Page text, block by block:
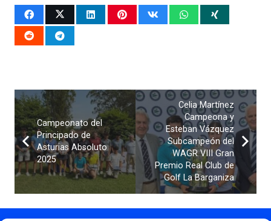
Campeonato del
Principado de
Asturias Absoluto
2025
Celia Martínez
Campeona y
Esteban Vázquez
Subcampeón del
WAGR VIII Gran
Premio Real Club de
Golf La Barganiza